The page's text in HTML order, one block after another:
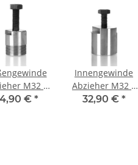
M32 x
1,5 mm
€ *
Innengewinde
Abzieher M32 x
1,25 mm
32,90 € *